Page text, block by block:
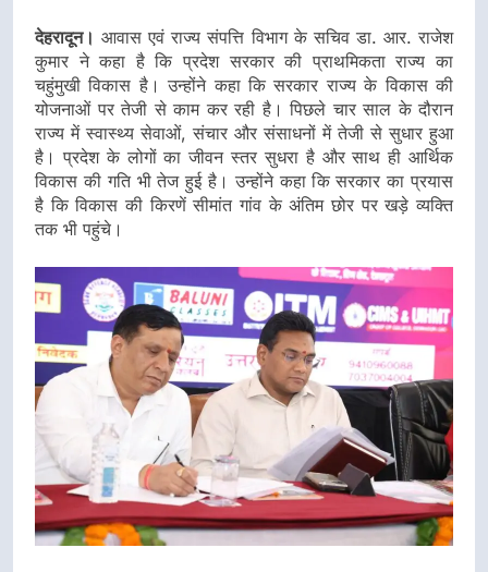
देहरादून। आवास एवं राज्य संपत्ति विभाग के सचिव डा. आर. राजेश
कुमार ने कहा है कि प्रदेश सरकार की प्राथमिकता राज्य का
चहुंमुखी विकास है। उन्होंने कहा कि सरकार राज्य के विकास की
योजनाओं पर तेजी से काम कर रही है। पिछले चार साल के दौरान
राज्य में स्वास्थ्य सेवाओं, संचार और संसाधनों में तेजी से सुधार हुआ
है। प्रदेश के लोगों का जीवन स्तर सुधरा है और साथ ही आर्थिक
विकास की गति भी तेज हुई है। उन्होंने कहा कि सरकार का प्रयास
है कि विकास की किरणें सीमांत गांव के अंतिम छोर पर खड़े व्यक्ति
तक भी पहुंचे।